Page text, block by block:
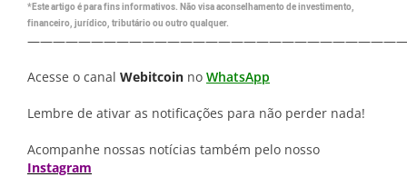
*Este artigo é para fins informativos. Não visa aconselhamento de investimento,
financeiro, jurídico, tributário ou outro qualquer.
Acesse o canal Webitcoin no WhatsApp
Lembre de ativar as notificações para não perder nada!
Acompanhe nossas notícias também pelo nosso
Instagram